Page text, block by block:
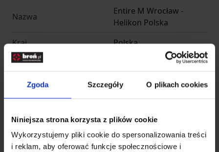
Zgoda Szczegóły O plikach cookies
Niniejsza strona korzysta z plików cookie
Wykorzystujemy pliki cookie do spersonalizowania treści
i reklam, aby oferować funkcje społecznościowe i
Nazwa
Entire M Wrocław -
Helikon Polska
Kraj
Polska
Adres
Kod pocztowy
54-032
E-mail
info@entirem.com
Telefon
+48 71 317 80 00